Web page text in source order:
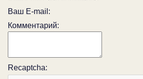
Ваш E-mail:
Комментарий:
Recaptcha: